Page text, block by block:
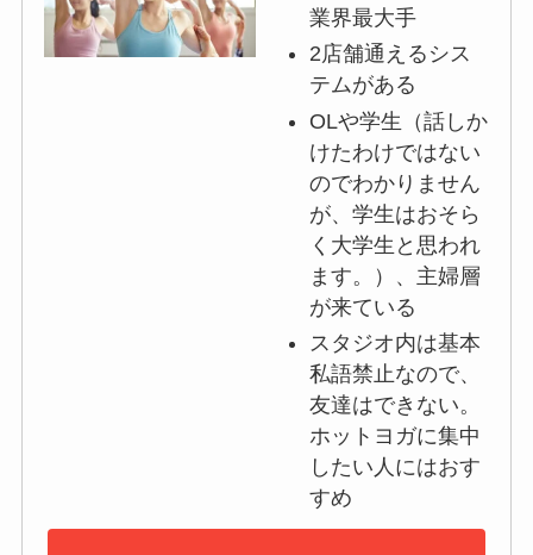
業界最大手
2店舗通えるシス
テムがある
OLや学生（話しか
けたわけではない
のでわかりません
が、学生はおそら
く大学生と思われ
ます。）、主婦層
が来ている
スタジオ内は基本
私語禁止なので、
友達はできない。
ホットヨガに集中
したい人にはおす
すめ